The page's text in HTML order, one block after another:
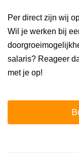
Per direct zijn wij
Wil je werken bij
salaris? Reageer
met je op!